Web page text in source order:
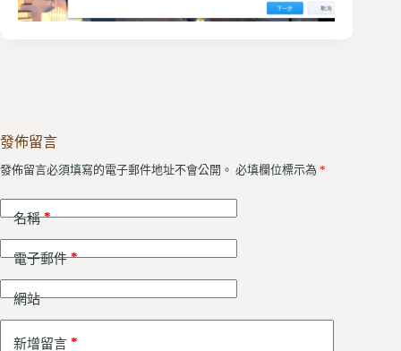
發佈留言
發佈留言必須填寫的電子郵件地址不會公開。 必填欄位標示為 *
名稱*
電子郵件*
網站
新增留言 *